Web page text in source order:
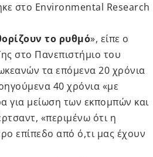
στο Environmental Research
το ρυθμό», είπε ο
στο Πανεπιστήμιο του
τα επόμενα 20 χρόνια
40 χρόνια «με
για μείωση των εκπομπών και
«περιμένω ότι η
επίπεδο από ό,τι μας έχουν